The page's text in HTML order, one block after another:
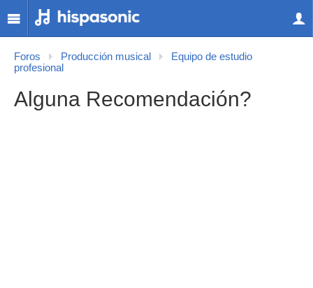
Foros Producción musical
Equipo de estudio
profesional
Alguna Recomendación?